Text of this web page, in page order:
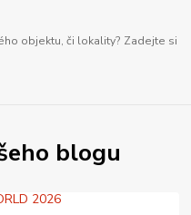
objektu, či lokality? Zadejte si
blogu